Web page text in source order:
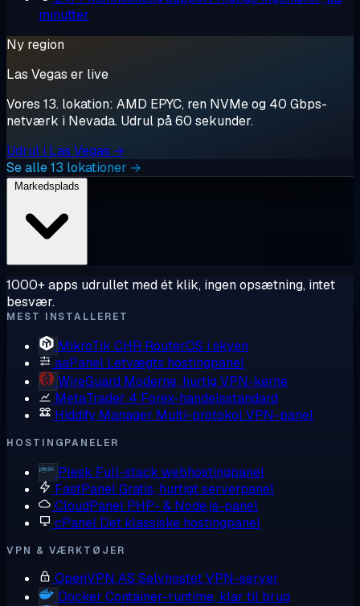
minutter
Ny region
Las Vegas er live
Vores 13. lokation: AMD EPYC, ren NVMe og 40 Gbps-
netværk i Nevada. Udrul på 60 sekunder.
Udrul i Las Vegas →
Se alle 13 lokationer →
1000+ apps udrullet med ét klik, ingen opsætning, intet
besvær.
MEST INSTALLERET
MikroTik CHR RouterOS i skyen
aaPanel Letvægts hostingpanel
WireGuard Moderne, hurtig VPN-kerne
MetaTrader 4 Forex-handelsstandard
Hiddify Manager Multi-protokol VPN-panel
HOSTINGPANELER
Plesk Full-stack webhostingpanel
FastPanelGratis, hurtigt serverpanel
CloudPanel PHP- & Node.js-panel
cPanel Det klassiske hostingpanel
VPN & VÆRKTØJER
OpenVPN AS Selvhostet VPN-server
Docker Container-runtime, klar til brug